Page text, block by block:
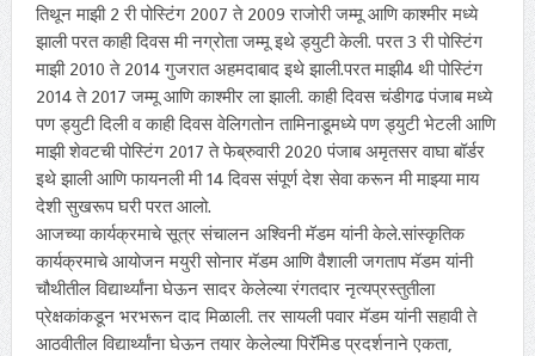
तिथून माझी 2 री पोस्टिंग 2007 ते 2009 राजोरी जम्मू आणि काश्मीर मध्ये
झाली परत काही दिवस मी नग्रोता जम्मू इथे ड्युटी केली. परत 3 री पोस्टिंग
माझी 2010 ते 2014 गुजरात अहमदाबाद इथे झाली.परत माझी4 थी पोस्टिंग
2014 ते 2017 जम्मू आणि काश्मीर ला झाली. काही दिवस चंडीगढ पंजाब मध्ये
पण ड्युटी दिली व काही दिवस वेलिगतोन तामिनाडूमध्ये पण ड्युटी भेटली आणि
माझी शेवटची पोस्टिंग 2017 ते फेब्रुवारी 2020 पंजाब अमृतसर वाघा बॉर्डर
इथे झाली आणि फायनली मी 14 दिवस संपूर्ण देश सेवा करून मी माझ्या माय
देशी सुखरूप घरी परत आलो.
आजच्या कार्यक्रमाचे सूत्र संचालन अश्विनी मॅडम यांनी केले.सांस्कृतिक
कार्यक्रमाचे आयोजन मयुरी सोनार मॅडम आणि वैशाली जगताप मॅडम यांनी
चौथीतील विद्यार्थ्यांना घेऊन सादर केलेल्या रंगतदार नृत्यप्रस्तुतीला
प्रेक्षकांकडून भरभरून दाद मिळाली. तर सायली पवार मॅडम यांनी सहावी ते
आठवीतील विद्यार्थ्यांना घेऊन तयार केलेल्या पिरॅमिड प्रदर्शनाने एकता,